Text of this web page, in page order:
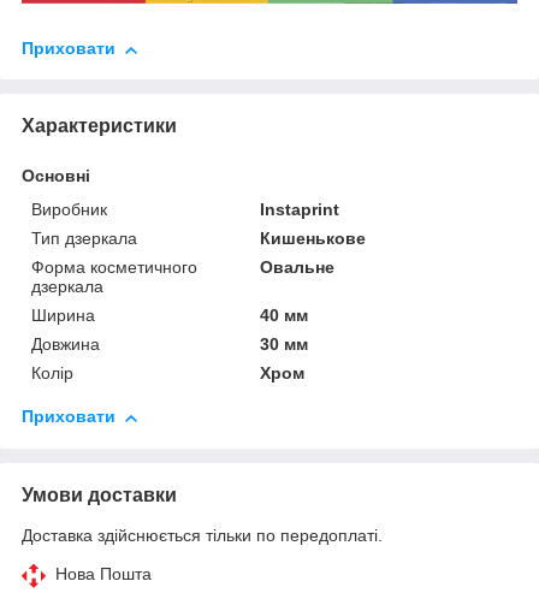
Приховати
Характеристики
Основні
Виробник
Instaprint
Тип дзеркала
Кишенькове
Форма косметичного
дзеркала
Овальне
Ширина
40 мм
Довжина
30 мм
Колір
Хром
Приховати
Умови доставки
Доставка здійснюється тільки по передоплаті.
Нова Пошта